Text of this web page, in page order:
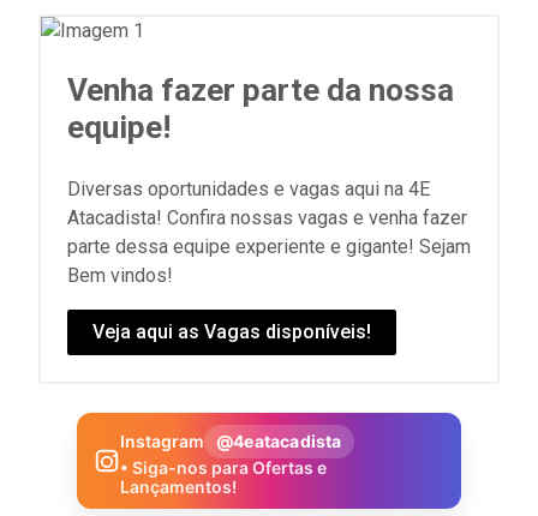
Venha fazer parte da nossa
equipe!
Diversas oportunidades e vagas aqui na 4E
Atacadista! Confira nossas vagas e venha fazer
parte dessa equipe experiente e gigante! Sejam
Bem vindos!
Veja aqui as Vagas disponíveis!
Instagram
@4eatacadista
• Siga-nos para Ofertas e
Lançamentos!